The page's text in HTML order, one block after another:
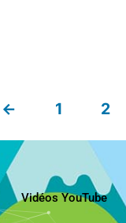
← 1 2
Vidéos YouTube